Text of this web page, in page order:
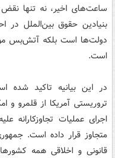
ساعت‌های اخیر، نه تنها
بنیادین حقوق بین‌الملل در
است.
در این بیانیه تاکید شده
تروریستی آمریکا از قلمرو و
اجرای عملیات تجاوزکارانه
متجاوز قرار داده است.
قانونی و اخلاقی همه